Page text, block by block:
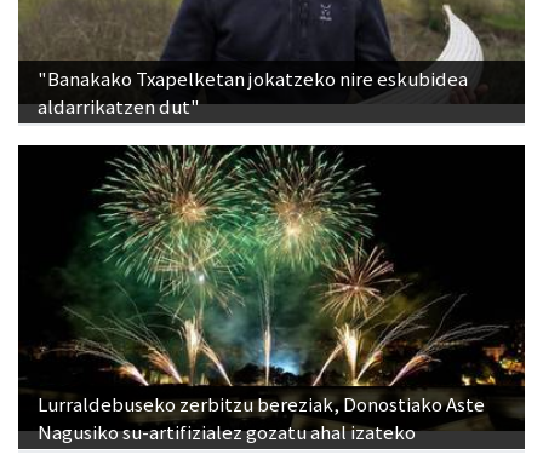
"Banakako Txapelketan jokatzeko nire eskubidea
aldarrikatzen dut"
Lurraldebuseko zerbitzu bereziak, Donostiako Aste
Nagusiko su-artifizialez gozatu ahal izateko